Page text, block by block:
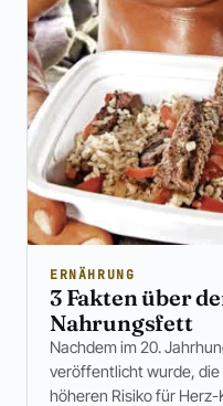
ERNÄHRUNG
3 Fakten über
Nahrungsfett
Nachdem im 20.
veröffentlicht wurde,
höheren Risiko für